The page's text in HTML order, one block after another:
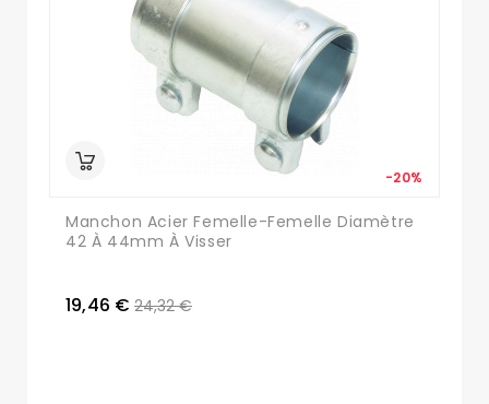
Manchon Acier Femelle-Femelle Diamètre
42 À 44mm À Visser
19,46 €
-20%
24,32 €